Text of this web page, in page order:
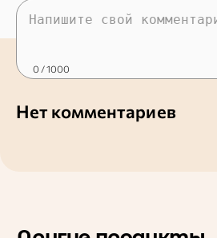
0 / 1000
Нет комментариев